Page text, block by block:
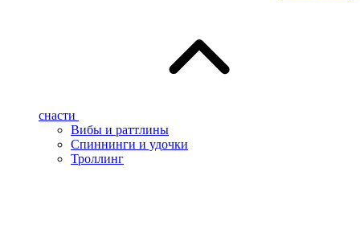
снасти
Вибы и раттлины
Спиннинги и удочки
Троллинг